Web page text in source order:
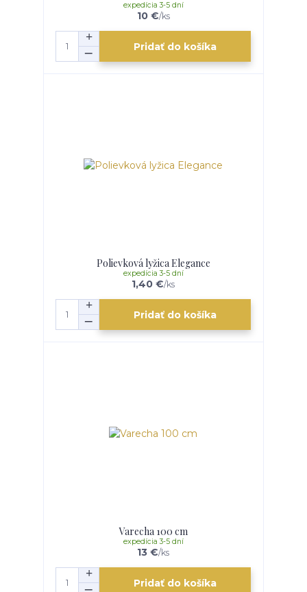
10 €/ks
expedícia 3-5 dní
Pridať do košíka
Polievková lyžica Elegance
1,40 €/ks
expedícia 3-5 dní
Pridať do košíka
Varecha 100 cm
13 €/ks
expedícia 3-5 dní
Pridať do košíka